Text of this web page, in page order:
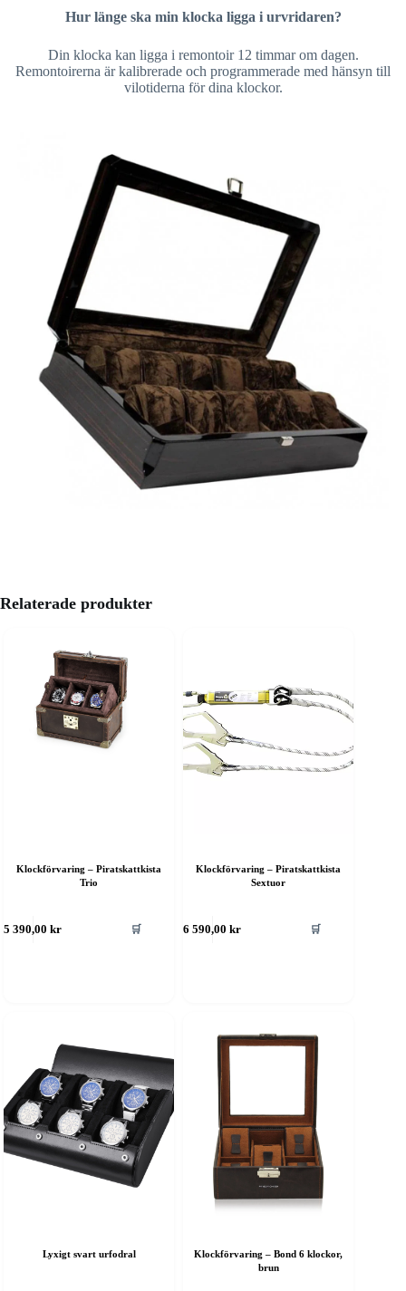
Hur länge ska min klocka ligga i urvridaren?
Din klocka kan ligga i remontoir 12 timmar om dagen.
Remontoirerna är kalibrerade och programmerade med hänsyn till
vilotiderna för dina klockor.
Relaterade produkter
Klockförvaring – Piratskattkista
Trio
5 390,00kr 🛒
Klockförvaring – Piratskattkista
Sextuor
6 590,00kr 🛒
Lyxigt svart urfodral
Klockförvaring – Bond 6 klockor,
brun